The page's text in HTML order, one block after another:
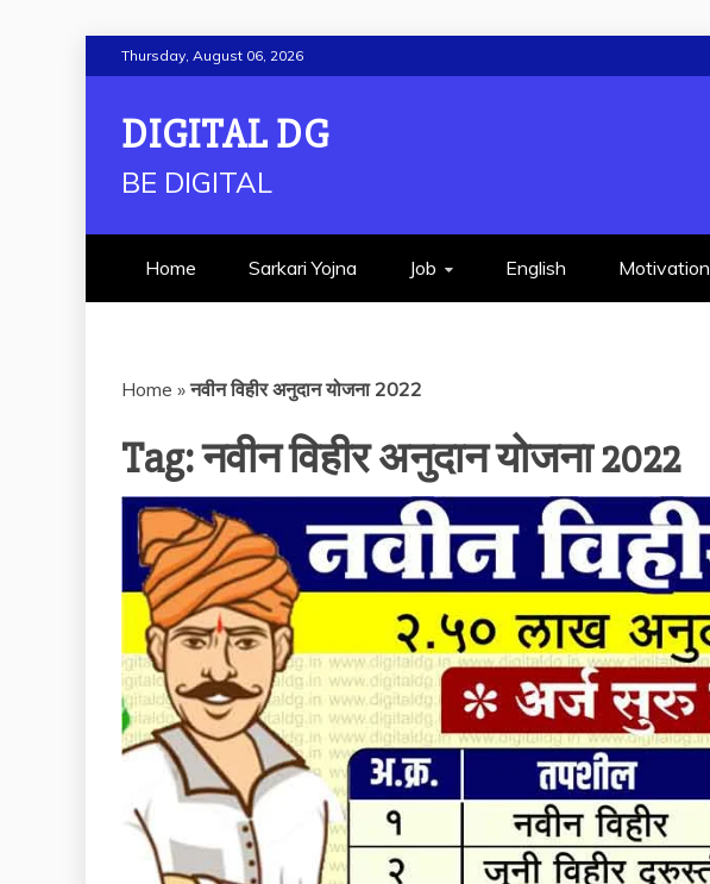
to
content
Thursday, August 06, 2026
DIGITAL DG
BE DIGITAL
Home Sarkari Yojna Job English Motivation
Home »नवीन विहीर अनुदान योजना 2022
Tag:नवीन विहीर अनुदान योजना 2022